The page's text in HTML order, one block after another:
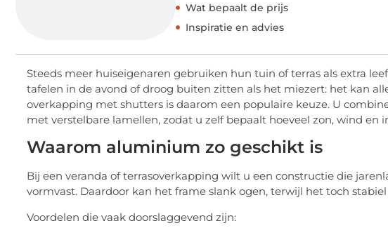
Wat bepaalt de prijs
Inspiratie en advies
Steeds meer huiseigenaren gebruiken hun tuin of terras als extra
tafelen in de avond of droog buiten zitten als het miezert: het kan
overkapping met shutters is daarom een populaire keuze. U
met verstelbare lamellen, zodat u zelf bepaalt hoeveel zon, wind en
Waarom aluminium zo geschikt is
Bij een veranda of terrasoverkapping wilt u een constructie die
vormvast. Daardoor kan het frame slank ogen, terwijl het toch stabiel
Voordelen die vaak doorslaggevend zijn: